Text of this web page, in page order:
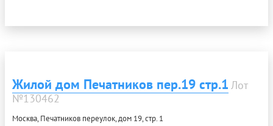
Жилой дом Печатников пер.19 стр.1 Лот
№130462
Москва, Печатников переулок, дом 19, стр. 1